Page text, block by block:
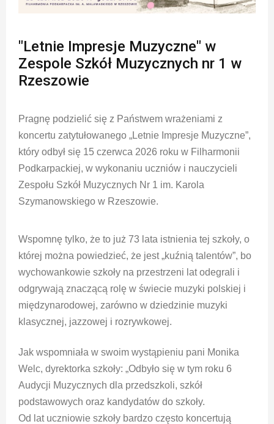
"Letnie Impresje Muzyczne" w
Zespole Szkół Muzycznych nr 1 w
Rzeszowie
Pragnę podzielić się z Państwem wrażeniami z
koncertu zatytułowanego „Letnie Impresje Muzyczne”,
który odbył się 15 czerwca 2026 roku w Filharmonii
Podkarpackiej, w wykonaniu uczniów i nauczycieli
Zespołu Szkół Muzycznych Nr 1 im. Karola
Szymanowskiego w Rzeszowie.
Wspomnę tylko, że to już 73 lata istnienia tej szkoły, o
której można powiedzieć, że jest „kuźnią talentów”, bo
wychowankowie szkoły na przestrzeni lat odegrali i
odgrywają znaczącą rolę w świecie muzyki polskiej i
międzynarodowej, zarówno w dziedzinie muzyki
klasycznej, jazzowej i rozrywkowej.
Jak wspomniała w swoim wystąpieniu pani Monika
Welc, dyrektorka szkoły: „Odbyło się w tym roku 6
Audycji Muzycznych dla przedszkoli, szkół
podstawowych oraz kandydatów do szkoły.
Od lat uczniowie szkoły bardzo często koncertują